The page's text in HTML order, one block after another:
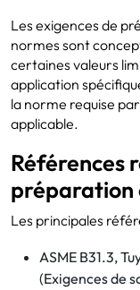
Les exigences de
normes sont
certaines valeurs
application
la norme requise
applicable.
Références
préparation
Les principales
ASME B31.3,
(Exigences de